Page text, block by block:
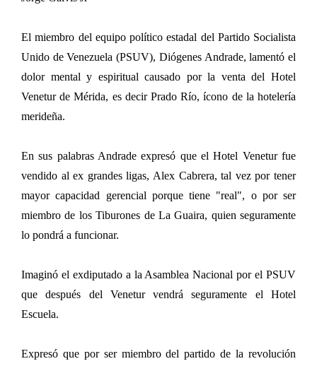
El miembro del equipo político estadal del Partido Socialista
Unido de Venezuela (PSUV), Diógenes Andrade, lamentó el
dolor mental y espiritual causado por la venta del Hotel
Venetur de Mérida, es decir Prado Río, ícono de la hotelería
merideña.
En sus palabras Andrade expresó que el Hotel Venetur fue
vendido al ex grandes ligas, Alex Cabrera, tal vez por tener
mayor capacidad gerencial porque tiene "real", o por ser
miembro de los Tiburones de La Guaira, quien seguramente
lo pondrá a funcionar.
Imaginó el exdiputado a la Asamblea Nacional por el PSUV
que después del Venetur vendrá seguramente el Hotel
Escuela.
Expresó que por ser miembro del partido de la revolución